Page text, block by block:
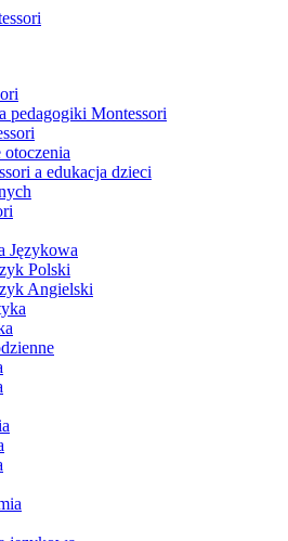
pedagogiki Montessori
a edukacja dzieci
Językowa
Polski
Angielski